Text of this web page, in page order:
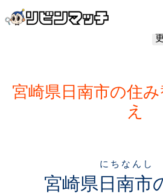
宮崎県日南市の住
え
宮崎県日南市
にちなんし